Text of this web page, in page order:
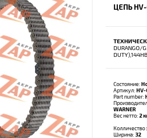
ЦЕПЬ
DURANGO/
Состояние:
Артикул: HV-
Part number:
WARNER
Вес нетто: 2
Колличество
Ширина: 32